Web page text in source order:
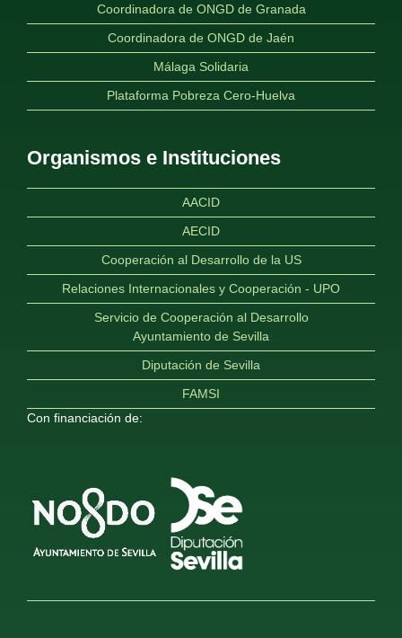
Coordinadora de ONGD de Granada
Coordinadora de ONGD de Jaén
Málaga Solidaria
Plataforma Pobreza Cero-Huelva
Organismos e Instituciones
AACID
AECID
Cooperación al Desarrollo de la US
Relaciones Internacionales y Cooperación - UPO
Servicio de Cooperación al Desarrollo
Ayuntamiento de Sevilla
Diputación de Sevilla
FAMSI
Con financiación de: